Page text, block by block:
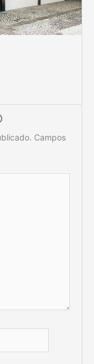
Campos